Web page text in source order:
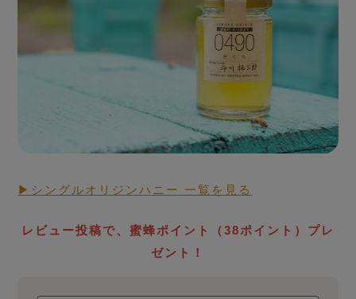
買い付けした「新蜜」
RAW HONEY STORY
生蜂蜜
ローハニー
▶シングルオリジンハニー 一覧を見る
レビュー投稿で、蜜蜂ポイント（38ポイント）プレ
ゼント！